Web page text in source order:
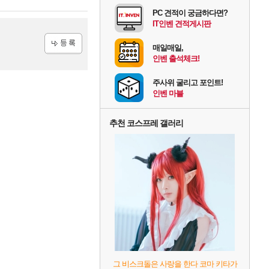
PC 견적이 궁금하다면?
IT인벤 견적게시판
매일매일,
인벤 출석체크!
주사위 굴리고 포인트!
인벤 마블
추천 코스프레 갤러리
그 비스크돌은 사랑을 한다 코마 키타가